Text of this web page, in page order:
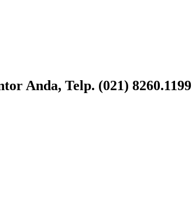
Anda, Telp. (021) 8260.1199